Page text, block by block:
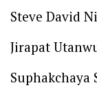
Steve David
Jirapat
Suphakchaya